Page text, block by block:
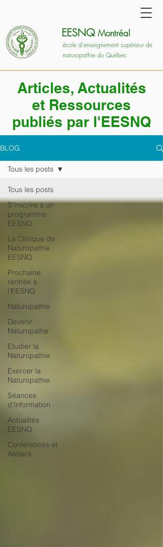
école d'enseignement supérieur de
naturopathie du Québec
EESNQ Montréal
Articles, Actualités
et Ressources
publiés par l'EESNQ
BLOG
Tous les posts
S'inscrire à un
programme
EESNQ
La Clinique de
Naturopathie
EESNQ
Prochaine
rentrée à
l'EESNQ
Naturopathie
Devenir
Naturopathe
Etudier la
Naturopathie
Exercer la
Naturopathie
Séances
d'Information
Actualités
EESNQ
Conférences et
Ateliers
Tous les posts